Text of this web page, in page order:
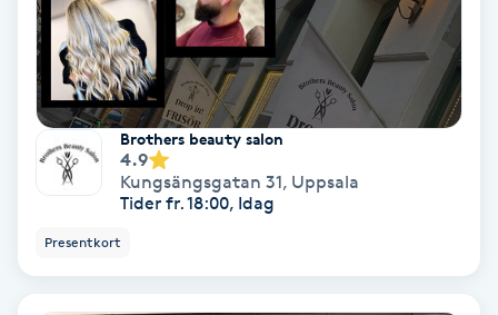
NBE-massage
Ny frisyr
Olaplex
Brothers beauty salon
4.9
Kungsängsgatan 31, Uppsala
Tider fr. 18:00, Idag
Presentkort